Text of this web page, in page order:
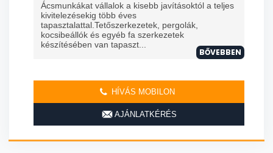
Ácsmunkákat vállalok a kisebb javításoktól a teljes
kivitelezésekig több éves
tapasztalattal.Tetőszerkezetek, pergolák,
kocsibeállók és egyéb fa szerkezetek
készítésében van tapaszt...
BŐVEBBEN
HÍVÁS MOBILON
AJÁNLATKÉRÉS